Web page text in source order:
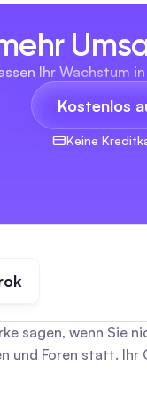
sagen, wenn Sie
und Foren statt.
Ihr Wachstum
Kostenlos
Keine